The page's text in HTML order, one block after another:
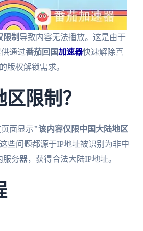
限制 导致内容无法播放。这是由于
通过番茄回国加速器快速解除喜
版权解锁需求。
限制？
面显示"该内容仅限中国大陆地区
些问题都源于IP地址被识别为非中
务器，获得合法大陆IP地址。